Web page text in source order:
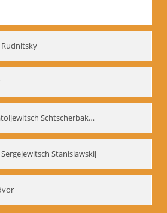
Wadim Anatoljewitsch Schtscherbakow
Stanislawskij